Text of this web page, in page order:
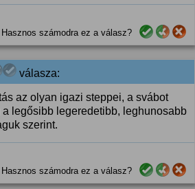
Hasznos számodra ez a válasz?
válasza:
az olyan igazi steppei, a svábot
a legősibb legeredetibb, leghunosabb
szerint.
Hasznos számodra ez a válasz?